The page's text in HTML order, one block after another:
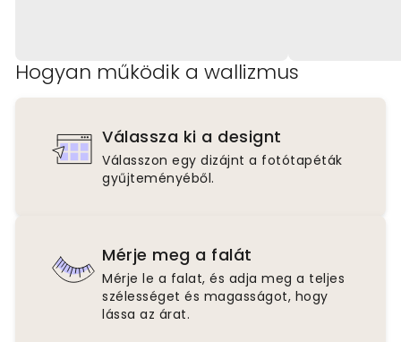
Hogyan működik a wallizmus
Válassza ki a designt
Válasszon egy dizájnt a fotótapéták
gyűjteményéből.
Mérje meg a falát
Mérje le a falat, és adja meg a teljes
szélességet és magasságot, hogy
lássa az árat.